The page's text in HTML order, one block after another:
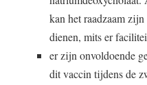
kan het raadzaam
dienen, mits er
er zijn onvoldoende
dit vaccin tijdens de